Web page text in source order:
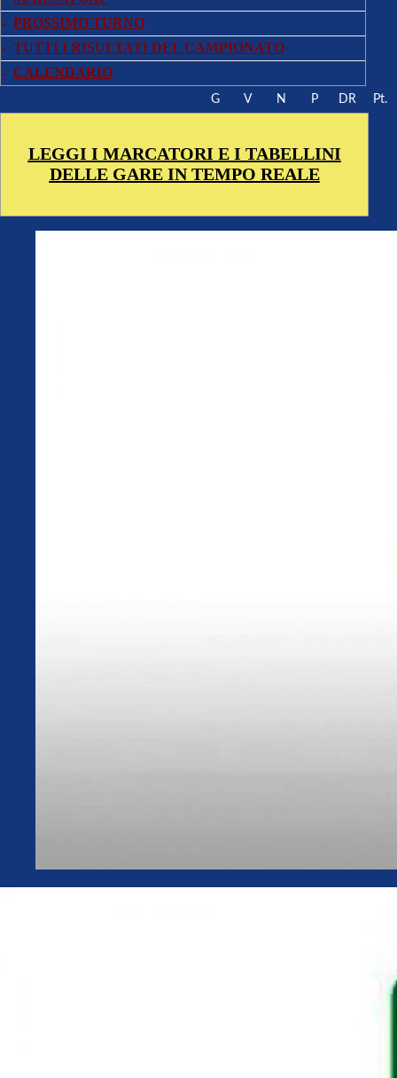
- PROSSIMO TURNO
- TUTTI I RISULTATI DEL CAMPIONATO
- CALENDARIO
G V N P DR Pt.
LEGGI I MARCATORI E I TABELLINI
DELLE GARE IN TEMPO REALE